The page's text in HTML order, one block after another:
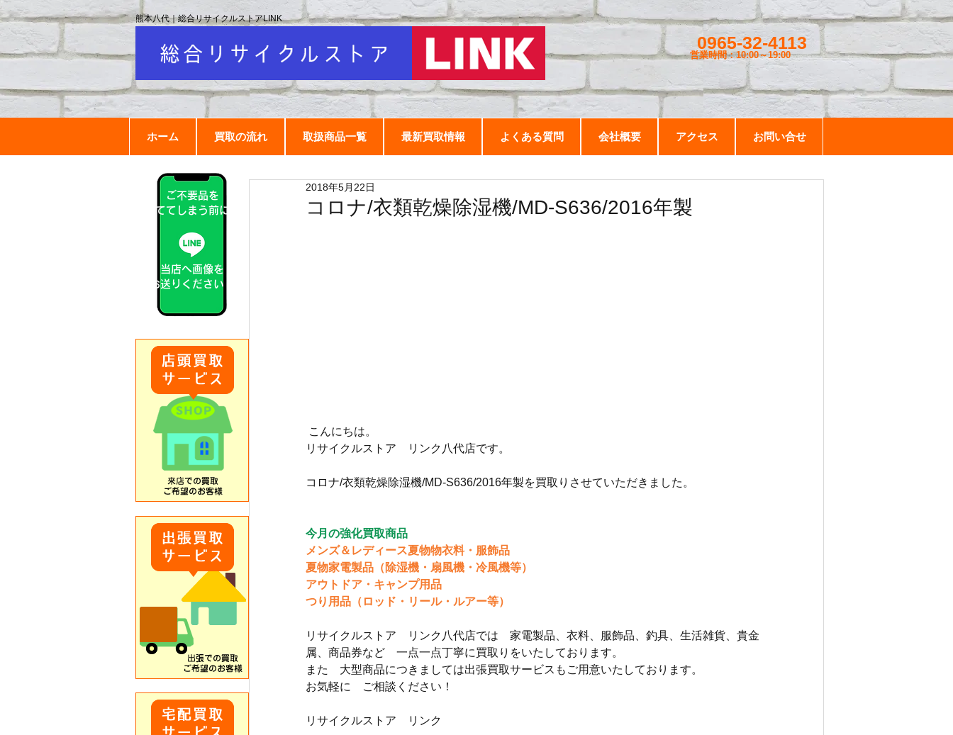
0965-32-4113
営業時間：10:00～19:00
ホーム 買取の流れ 取扱商品一覧 最新買取情報 よくある質問 会社概要 アクセス お問い合せ
熊本八代｜総合リサイクルストアLINK
コロナ/衣類乾燥除湿機/MD-S636/2016年製
2018年5月22日
こんにちは。
リサイクルストア　リンク八代店です。
コロナ/衣類乾燥除湿機/MD-S636/2016年製を買取りさせていただきました。
今月の強化買取商品
メンズ＆レディース夏物物衣料・服飾品
夏物家電製品（除湿機・扇風機・冷風機等）
アウトドア・キャンプ用品
つり用品（ロッド・リール・ルアー等）
リサイクルストア　リンク八代店では　家電製品、衣料、服飾品、釣具、生活雑貨、貴金
属、商品券など　一点一点丁寧に買取りをいたしております。
また　大型商品につきましては出張買取サービスもご用意いたしております。
お気軽に　ご相談ください！
リサイクルストア　リンク
ご不要品を
捨ててしまう前に！
当店へ画像を
お送りください！